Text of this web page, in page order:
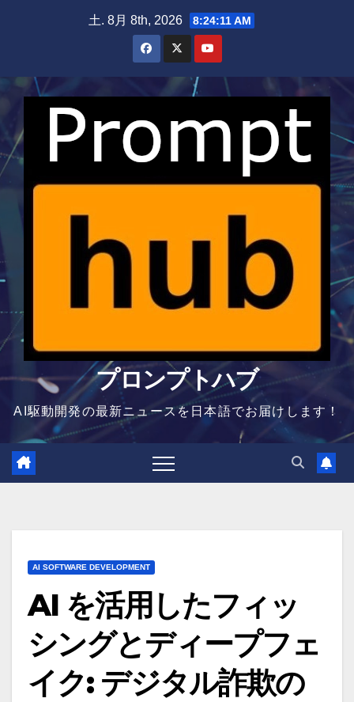
土. 8月 8th, 2026 8:24:11 AM
プロンプトハブ
AI駆動開発の最新ニュースを日本語でお届けします！
AI SOFTWARE DEVELOPMENT
AI を活用したフィッ
シングとディープフェ
イク: デジタル詐欺の